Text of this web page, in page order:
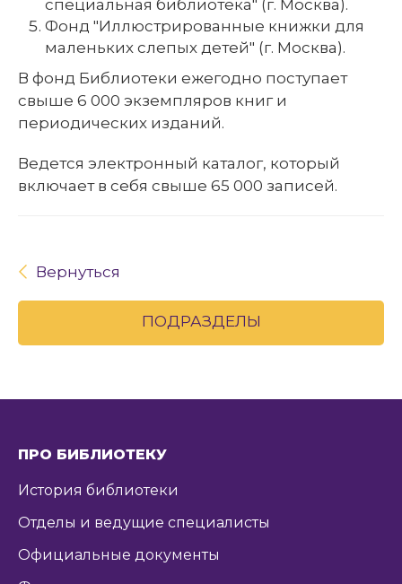
специальная библиотека" (г. Москва).
Фонд "Иллюстрированные книжки для
маленьких слепых детей" (г. Москва).
В фонд Библиотеки ежегодно поступает
свыше 6 000 экземпляров книг и
периодических изданий.
Ведется электронный каталог, который
включает в себя свыше 65 000 записей.
Вернуться
ПОДРАЗДЕЛЫ
ПРО БИБЛИОТЕКУ
История библиотеки
Отделы и ведущие специалисты
Официальные документы